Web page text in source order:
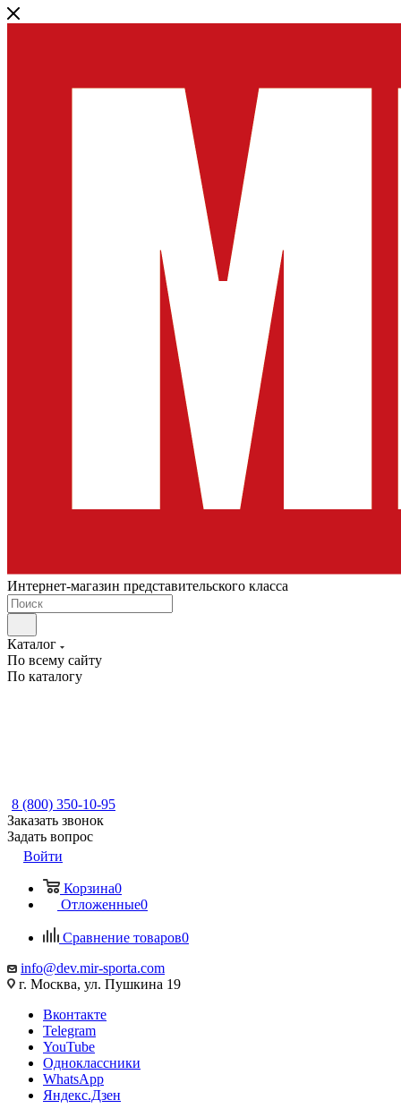
Интернет-магазин представительского класса
Каталог
По всему сайту
По каталогу
8 (800) 350-10-95
Заказать звонок
Задать вопрос
Войти
Корзина0
Отложенные0
Сравнение товаров0
info@dev.mir-sporta.com
г. Москва, ул. Пушкина 19
Вконтакте
Telegram
YouTube
Одноклассники
WhatsApp
Яндекс.Дзен